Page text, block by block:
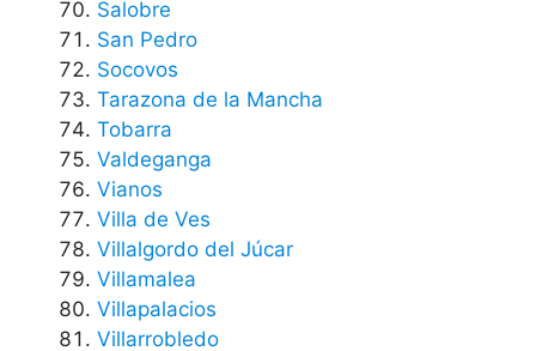
Salobre
San Pedro
Socovos
Tarazona de la Mancha
Tobarra
Valdeganga
Vianos
Villa de Ves
Villalgordo del Júcar
Villamalea
Villapalacios
Villarrobledo